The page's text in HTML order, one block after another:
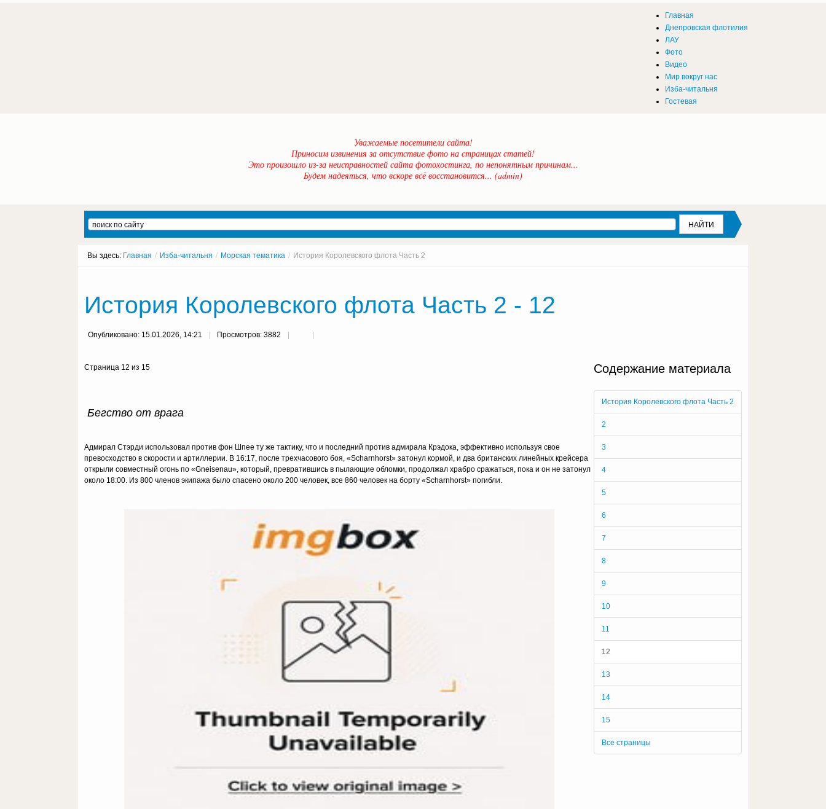
Главная
Днепровская флотилия
ЛАУ
Фото
Видео
Мир вокруг нас
Изба-читальня
Гостевая
Уважаемые посетители сайта!
Приносим извинения за отсутствие фото на страницах статей!
Это произошло из-за неисправностей сайта фотохостинга, по непонятным причинам...
Будем надеяться, что вскоре всё восстановится... (admin)
Вы здесь: Главная / Изба-читальня / Морская тематика / История Королевского флота Часть 2
История Королевского флота Часть 2 - 12
Опубликовано: 15.01.2026, 14:21 Просмотров: 3882
Содержание материала
История Королевского флота Часть 2
2
3
4
5
6
7
8
9
10
11
12
13
14
15
Все страницы
Страница 12 из 15
Бегство от врага
Адмирал Стэрди использовал против фон Шпее ту же тактику, что и последний против адмирала Крэдока, эффективно используя свое
превосходство в скорости и артиллерии. В 16:17, после трехчасового боя, «Scharnhorst» затонул кормой, и два британских линейных крейсера
открыли совместный огонь по «Gneisenau», который, превратившись в пылающие обломки, продолжал храбро сражаться, пока и он не затонул
около 18:00. Из 800 членов экипажа было спасено около 200 человек, все 860 человек на борту «Scharnhorst» погибли.